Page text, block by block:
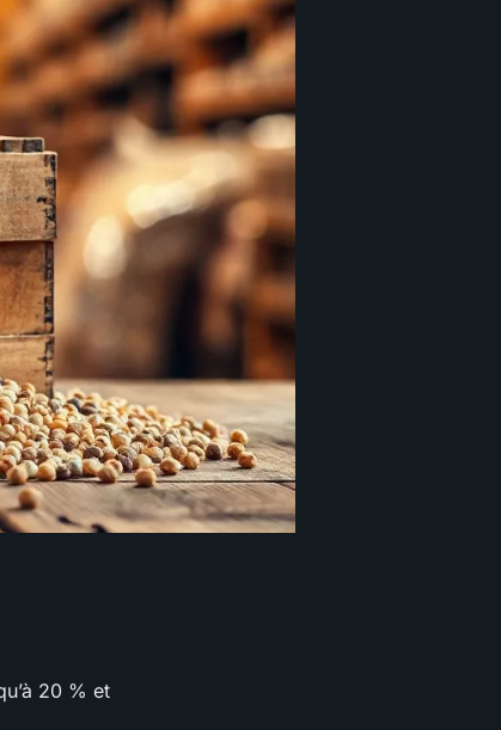
20 % et